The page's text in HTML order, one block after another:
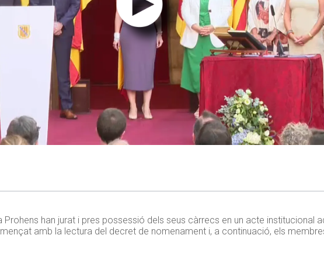
han jurat i pres possessió dels seus càrrecs en un acte institucional
amb la lectura del decret de nomenament i, a continuació, els